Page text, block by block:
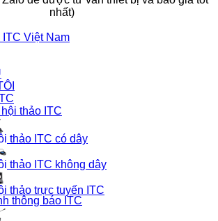
nhất)
thảo ITC
thảo ITC có dây
thảo ITC không dây
thảo trực tuyến ITC
thông báo ITC